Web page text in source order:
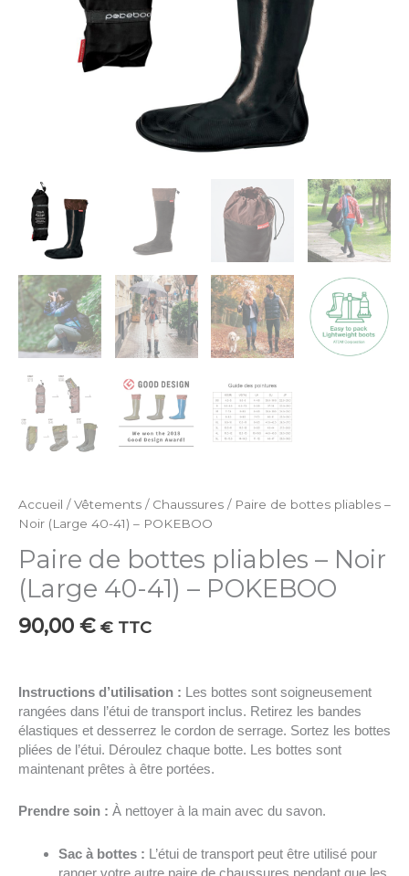
Accueil /Vêtements / Chaussures / Paire de bottes pliables –
Noir (Large 40-41) – POKEBOO
Paire de bottes pliables – Noir
(Large 40-41) – POKEBOO
90,00 € € TTC
Instructions d’utilisation : Les bottes sont soigneusement
rangées dans l’étui de transport inclus. Retirez les bandes
élastiques et desserrez le cordon de serrage. Sortez les bottes
pliées de l’étui. Déroulez chaque botte. Les bottes sont
maintenant prêtes à être portées.
Prendre soin : À nettoyer à la main avec du savon.
Sac à bottes : L’étui de transport peut être utilisé pour
ranger votre autre paire de chaussures pendant que les